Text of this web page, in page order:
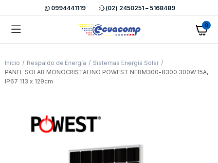
0994441119 (02) 2450251 – 5168489
0
Inicio Respaldo de Energía
Sistemas Energía Solar
PANEL SOLAR MONOCRISTALINO POWEST NERM300-8300 300W 15A,
IP67 113 x 129cm